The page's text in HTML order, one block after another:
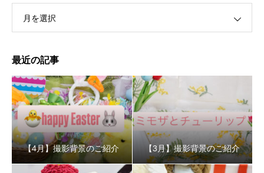
月を選択
最近の記事
【4月】撮影背景のご紹介 【3月】撮影背景のご紹介